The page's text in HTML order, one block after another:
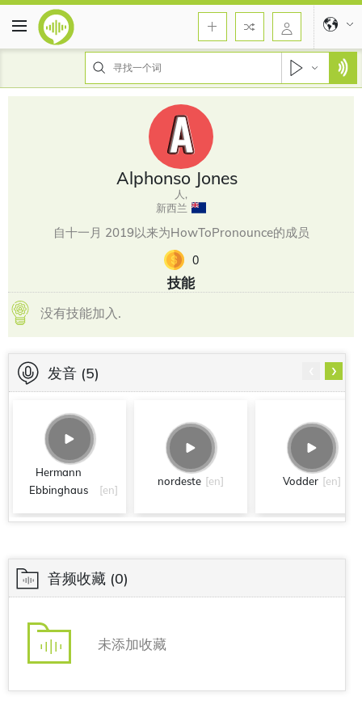
Alphonso Jones
人,
新西兰
自十一月 2019以来为HowToPronounce的成员
0
技能
没有技能加入.
发音 (5)
Hermann
Ebbinghaus
[en]
nordeste [en] Vodder [en]
›
音频收藏 (0)
未添加收藏